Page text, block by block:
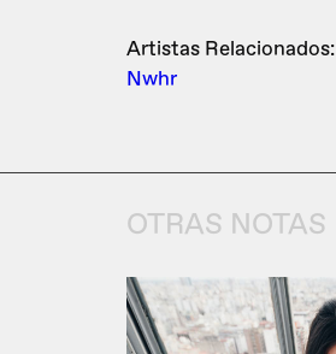
Artistas Relacionados:
Nwhr
OTRAS NOTAS